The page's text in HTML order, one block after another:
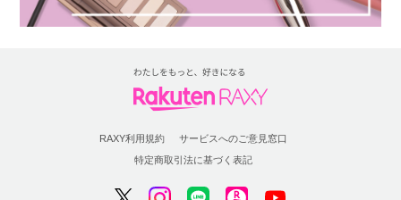
RAXY利用規約
サービスへのご意見窓口
特定商取引法に基づく表記